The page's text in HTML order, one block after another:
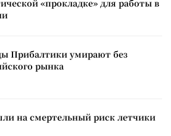
«прокладке» для работы в
Прибалтики умирают без
рынка
на смертельный риск летчики